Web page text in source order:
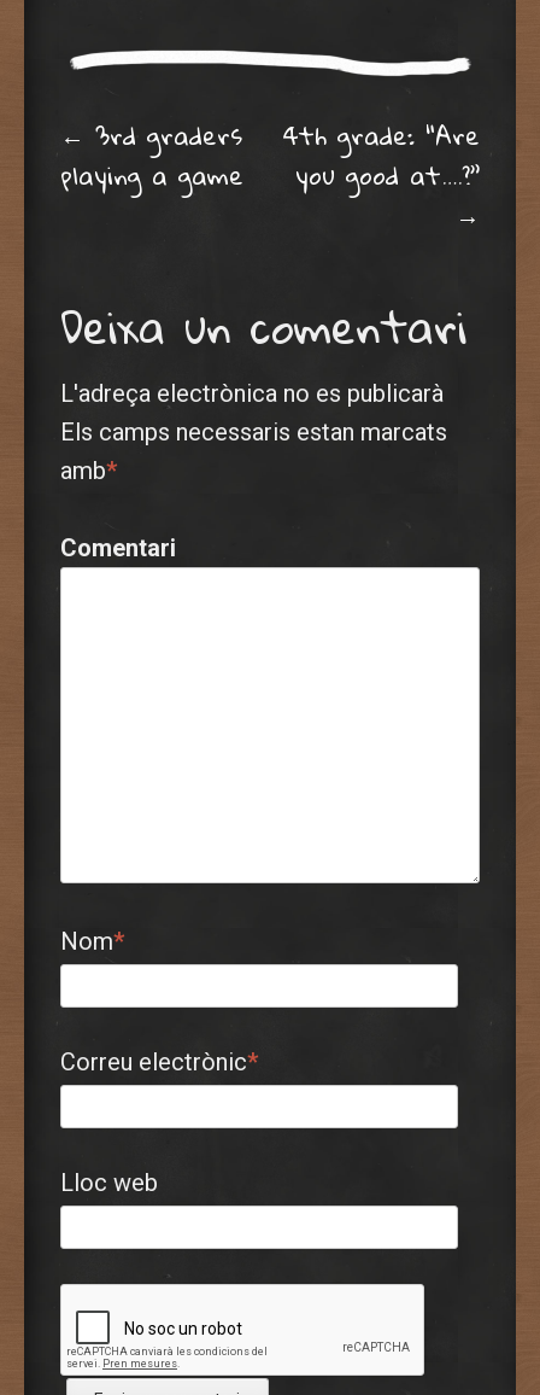
Post navigation
← 3rd graders
playing a game
4th grade: “Are
you good at….?”
→
Deixa un comentari
L'adreça electrònica no es publicarà
Els camps necessaris estan marcats
amb*
Comentari
Nom*
Correu electrònic*
Lloc web